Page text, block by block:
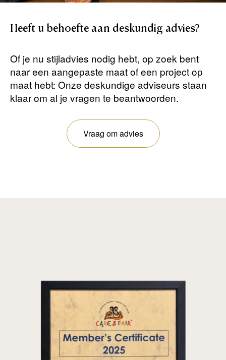
Heeft u behoefte aan deskundig advies?
Of je nu stijladvies nodig hebt, op zoek bent
naar een aangepaste maat of een project op
maat hebt: Onze deskundige adviseurs staan ​​
klaar om al je vragen te beantwoorden.
Vraag om advies